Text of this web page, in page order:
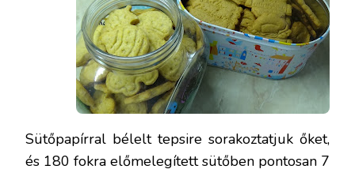
Sütőpapírral bélelt tepsire sorakoztatjuk őket,
és 180 fokra előmelegített sütőben pontosan 7